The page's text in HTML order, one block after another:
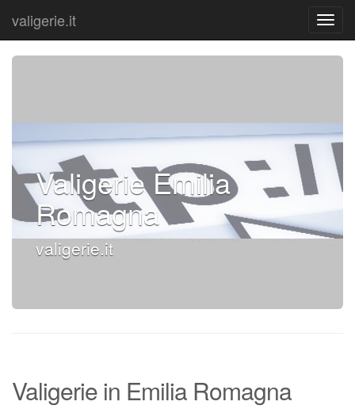
valigerie.it
Valigerie Emilia
Romagna
valigerie.it
Valigerie in Emilia Romagna